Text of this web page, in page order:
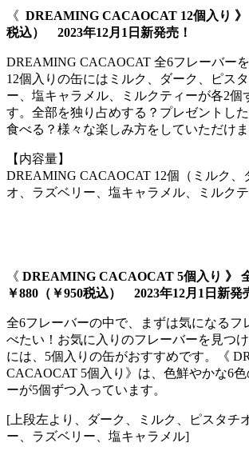
《 DREAMING CACAOCAT 12個入り 》
税込） 2023年12月1日新発売！
DREAMING CACAOCAT 全6フレーバー
12個入りの缶にはミルク、ダーク、ピス
ー、塩キャラメル、ミルクティーが各2個
す。全部を独り占めする？プレゼントし
食べる？様々な楽しみ方をしていただけま
【内容量】
DREAMING CACAOCAT 12個（ミルク、
オ、ラズベリー、塩キャラメル、ミルクテ
《 DREAMING CACAOCAT 5個入り 》
￥880（￥950税込） 2023年12月1日新発
全6フレーバーの中で、まずは気になるフ
べたい！お気に入りのフレーバーを見つ
には、5個入りの缶がおすすめです。《
CACAOCAT 5個入り》は、色鮮やかな6
ーが5個ずつ入っています。
[上段左より、ダーク、ミルク、ピスタチ
ー、ラズベリー、塩キャラメル]